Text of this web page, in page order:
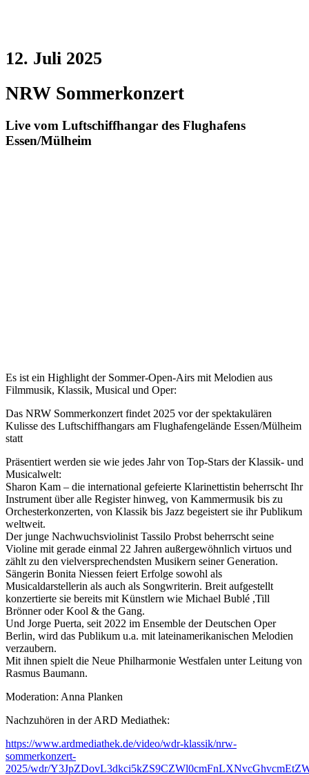
12. Juli 2025
NRW Sommerkonzert
Live vom Luftschiffhangar des Flughafens
Essen/Mülheim
Es ist ein Highlight der Sommer-Open-Airs mit Melodien aus
Filmmusik, Klassik, Musical und Oper:
Das NRW Sommerkonzert findet 2025 vor der spektakulären
Kulisse des Luftschiffhangars am Flughafengelände Essen/Mülheim
statt
Präsentiert werden sie wie jedes Jahr von Top-Stars der Klassik- und
Musicalwelt:
Sharon Kam – die international gefeierte Klarinettistin beherrscht Ihr
Instrument über alle Register hinweg, von Kammermusik bis zu
Orchesterkonzerten, von Klassik bis Jazz begeistert sie ihr Publikum
weltweit.
Der junge Nachwuchsviolinist Tassilo Probst beherrscht seine
Violine mit gerade einmal 22 Jahren außergewöhnlich virtuos und
zählt zu den vielversprechendsten Musikern seiner Generation.
Sängerin Bonita Niessen feiert Erfolge sowohl als
Musicaldarstellerin als auch als Songwriterin. Breit aufgestellt
konzertierte sie bereits mit Künstlern wie Michael Bublé ,Till
Brönner oder Kool & the Gang.
Und Jorge Puerta, seit 2022 im Ensemble der Deutschen Oper
Berlin, wird das Publikum u.a. mit lateinamerikanischen Melodien
verzaubern.
Mit ihnen spielt die Neue Philharmonie Westfalen unter Leitung von
Rasmus Baumann.
Moderation: Anna Planken
Nachzuhören in der ARD Mediathek:
https://www.ardmediathek.de/video/wdr-klassik/nrw-
sommerkonzert-
2025/wdr/